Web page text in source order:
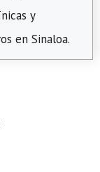
y
en Sinaloa.